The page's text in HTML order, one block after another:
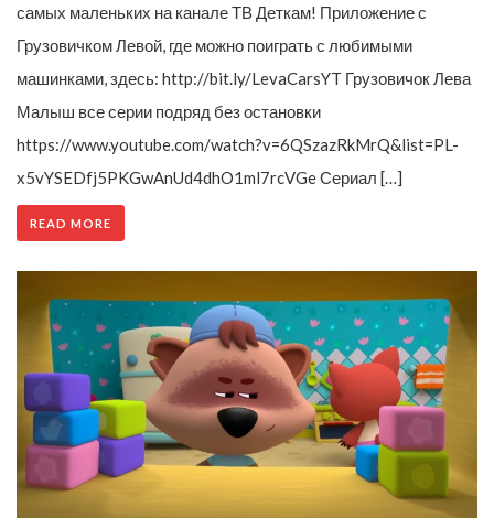
самых маленьких на канале ТВ Деткам! Приложение с
Грузовичком Левой, где можно поиграть с любимыми
машинками, здесь: http://bit.ly/LevaCarsYT Грузовичок Лева
Малыш все серии подряд без остановки
https://www.youtube.com/watch?v=6QSzazRkMrQ&list=PL-
x5vYSEDfj5PKGwAnUd4dhO1ml7rcVGe Сериал […]
READ MORE